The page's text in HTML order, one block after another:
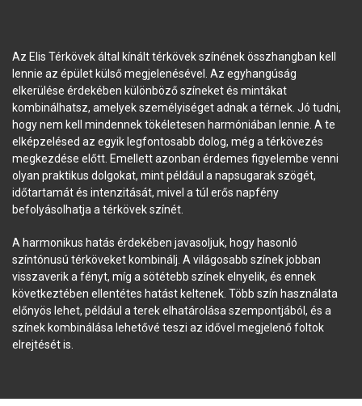
Az Elis Térkövek által kínált térkövek színének összhangban kell
lennie az épület külső megjelenésével. Az egyhangúság
elkerülése érdekében különböző színeket és mintákat
kombinálhatsz, amelyek személyiséget adnak a térnek. Jó tudni,
hogy nem kell mindennek tökéletesen harmóniában lennie. A te
elképzelésed az egyik legfontosabb dolog, még a térkövezés
megkezdése előtt. Emellett azonban érdemes figyelembe venni
olyan praktikus dolgokat, mint például a napsugarak szögét,
időtartamát és intenzitását, mivel a túl erős napfény
befolyásolhatja a térkövek színét.
A harmonikus hatás érdekében javasoljuk, hogy hasonló
színtónusú térköveket kombinálj. A világosabb színek jobban
visszaverik a fényt, míg a sötétebb színek elnyelik, és ennek
következtében ellentétes hatást keltenek. Több szín használata
előnyös lehet, például a terek elhatárolása szempontjából, és a
színek kombinálása lehetővé teszi az idővel megjelenő foltok
elrejtését is.